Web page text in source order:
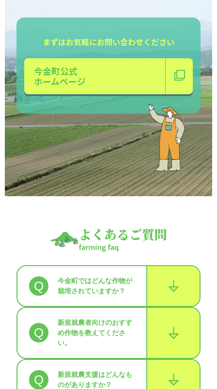
まずはお気軽にお問い合わせください
今金町公式
ホームページ
よくあるご質問
Q
今金町ではどんな作物が
栽培されていますか？
Q
新規就農者向けのおすす
め作物を教えてくださ
い。
Q
新規就農支援はどんなも
のがありますか？